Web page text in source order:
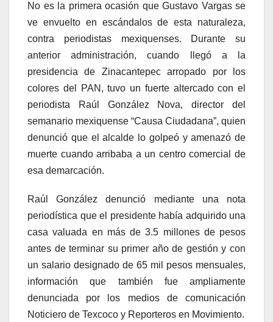
No es la primera ocasión que Gustavo Vargas se
ve envuelto en escándalos de esta naturaleza,
contra periodistas mexiquenses. Durante su
anterior administración, cuando llegó a la
presidencia de Zinacantepec arropado por los
colores del PAN, tuvo un fuerte altercado con el
periodista Raúl González Nova, director del
semanario mexiquense “Causa Ciudadana”, quien
denunció que el alcalde lo golpeó y amenazó de
muerte cuando arribaba a un centro comercial de
esa demarcación.
Raúl González denunció mediante una nota
periodística que el presidente había adquirido una
casa valuada en más de 3.5 millones de pesos
antes de terminar su primer año de gestión y con
un salario designado de 65 mil pesos mensuales,
información que también fue ampliamente
denunciada por los medios de comunicación
Noticiero de Texcoco y Reporteros en Movimiento.